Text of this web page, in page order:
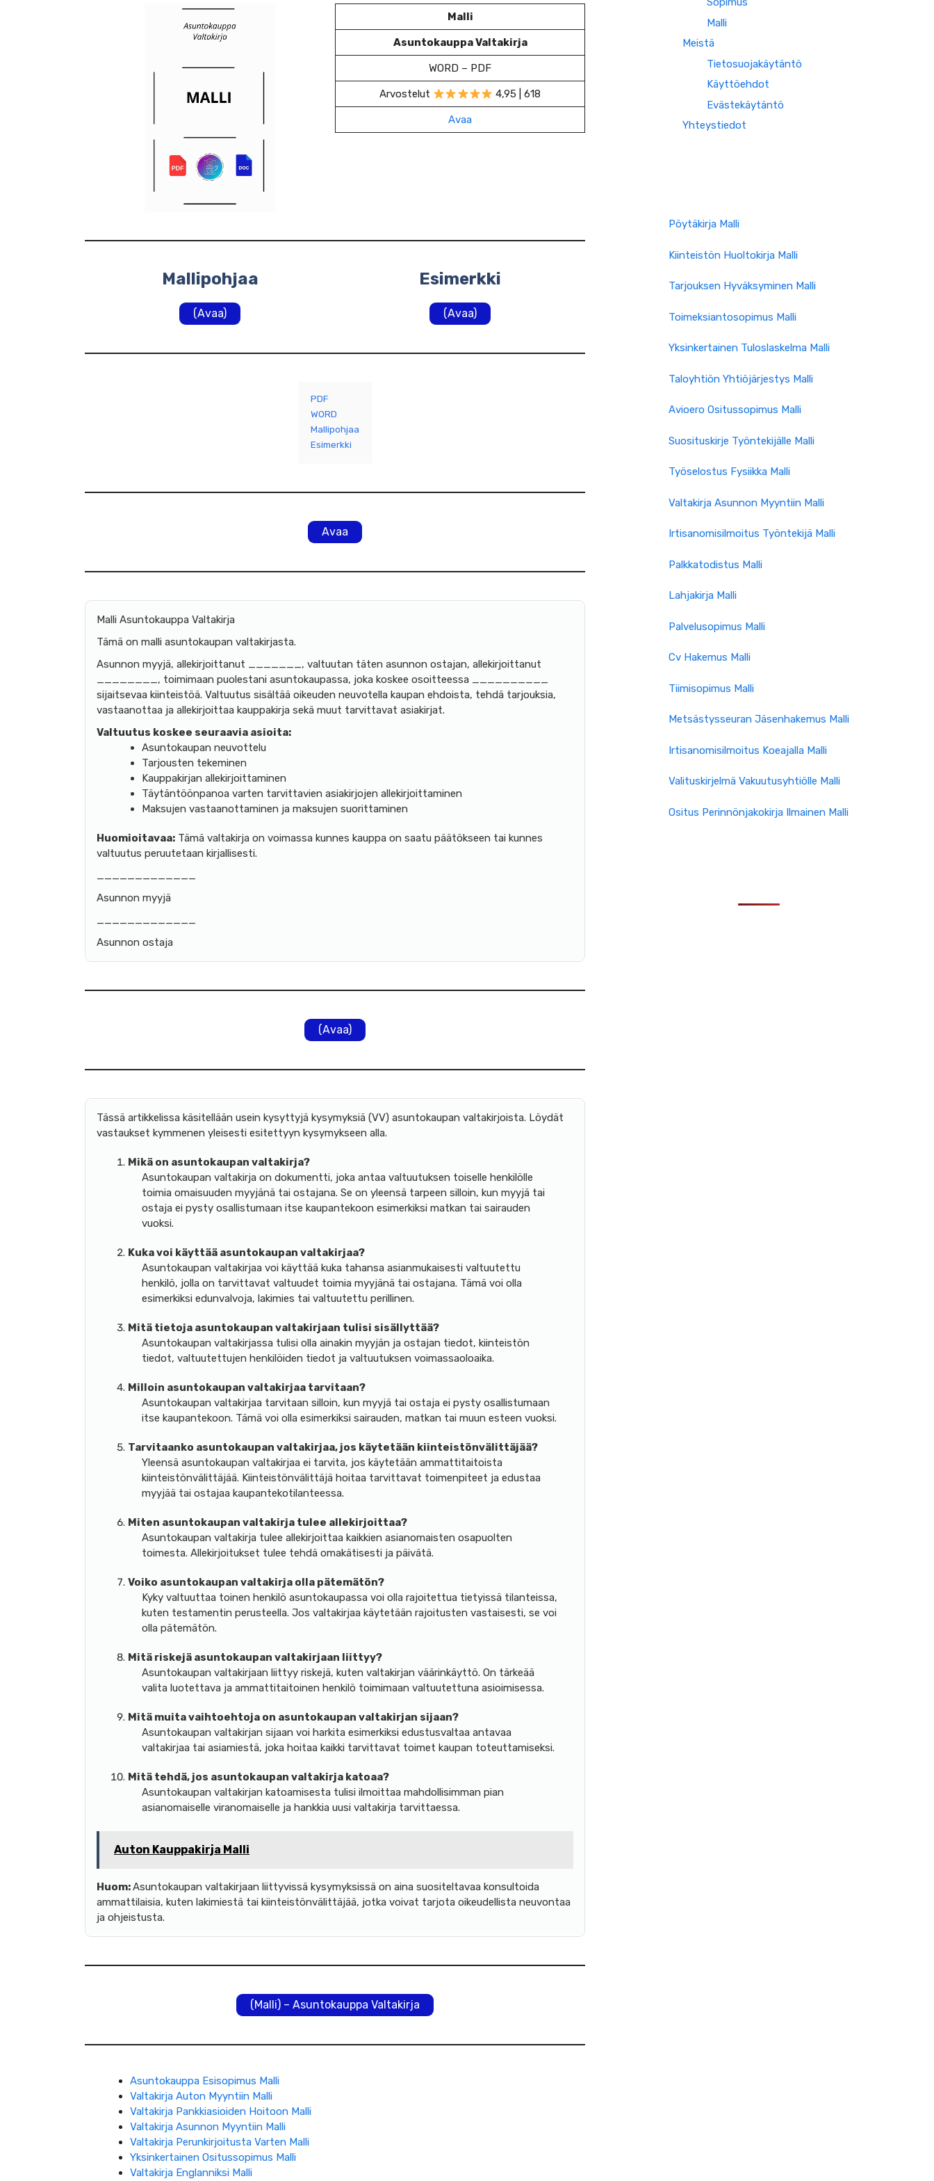
Malli
Asuntokauppa Valtakirja
WORD – PDF
Arvostelut 4,95 | 618
Avaa
Mallipohjaa
(Avaa)
Esimerkki
(Avaa)
PDF
WORD
Mallipohjaa
Esimerkki
Avaa
Malli Asuntokauppa Valtakirja
Tämä on malli asuntokaupan valtakirjasta.
Asunnon myyjä, allekirjoittanut _______, valtuutan täten asunnon ostajan, allekirjoittanut
________, toimimaan puolestani asuntokaupassa, joka koskee osoitteessa __________
sijaitsevaa kiinteistöä. Valtuutus sisältää oikeuden neuvotella kaupan ehdoista, tehdä tarjouksia,
vastaanottaa ja allekirjoittaa kauppakirja sekä muut tarvittavat asiakirjat.
Valtuutus koskee seuraavia asioita:
Asuntokaupan neuvottelu
Tarjousten tekeminen
Kauppakirjan allekirjoittaminen
Täytäntöönpanoa varten tarvittavien asiakirjojen allekirjoittaminen
Maksujen vastaanottaminen ja maksujen suorittaminen
Huomioitavaa: Tämä valtakirja on voimassa kunnes kauppa on saatu päätökseen tai kunnes
valtuutus peruutetaan kirjallisesti.
_____________
Asunnon myyjä
_____________
Asunnon ostaja
(Avaa)
Tässä artikkelissa käsitellään usein kysyttyjä kysymyksiä (VV) asuntokaupan valtakirjoista. Löydät
vastaukset kymmenen yleisesti esitettyyn kysymykseen alla.
Mikä on asuntokaupan valtakirja?
Asuntokaupan valtakirja on dokumentti, joka antaa valtuutuksen toiselle henkilölle
toimia omaisuuden myyjänä tai ostajana. Se on yleensä tarpeen silloin, kun myyjä tai
ostaja ei pysty osallistumaan itse kaupantekoon esimerkiksi matkan tai sairauden
vuoksi.
Kuka voi käyttää asuntokaupan valtakirjaa?
Asuntokaupan valtakirjaa voi käyttää kuka tahansa asianmukaisesti valtuutettu
henkilö, jolla on tarvittavat valtuudet toimia myyjänä tai ostajana. Tämä voi olla
esimerkiksi edunvalvoja, lakimies tai valtuutettu perillinen.
Mitä tietoja asuntokaupan valtakirjaan tulisi sisällyttää?
Asuntokaupan valtakirjassa tulisi olla ainakin myyjän ja ostajan tiedot, kiinteistön
tiedot, valtuutettujen henkilöiden tiedot ja valtuutuksen voimassaoloaika.
Milloin asuntokaupan valtakirjaa tarvitaan?
Asuntokaupan valtakirjaa tarvitaan silloin, kun myyjä tai ostaja ei pysty osallistumaan
itse kaupantekoon. Tämä voi olla esimerkiksi sairauden, matkan tai muun esteen vuoksi.
Tarvitaanko asuntokaupan valtakirjaa, jos käytetään kiinteistönvälittäjää?
Yleensä asuntokaupan valtakirjaa ei tarvita, jos käytetään ammattitaitoista
kiinteistönvälittäjää. Kiinteistönvälittäjä hoitaa tarvittavat toimenpiteet ja edustaa
myyjää tai ostajaa kaupantekotilanteessa.
Miten asuntokaupan valtakirja tulee allekirjoittaa?
Asuntokaupan valtakirja tulee allekirjoittaa kaikkien asianomaisten osapuolten
toimesta. Allekirjoitukset tulee tehdä omakätisesti ja päivätä.
Voiko asuntokaupan valtakirja olla pätemätön?
Kyky valtuuttaa toinen henkilö asuntokaupassa voi olla rajoitettua tietyissä tilanteissa,
kuten testamentin perusteella. Jos valtakirjaa käytetään rajoitusten vastaisesti, se voi
olla pätemätön.
Mitä riskejä asuntokaupan valtakirjaan liittyy?
Asuntokaupan valtakirjaan liittyy riskejä, kuten valtakirjan väärinkäyttö. On tärkeää
valita luotettava ja ammattitaitoinen henkilö toimimaan valtuutettuna asioimisessa.
Mitä muita vaihtoehtoja on asuntokaupan valtakirjan sijaan?
Asuntokaupan valtakirjan sijaan voi harkita esimerkiksi edustusvaltaa antavaa
valtakirjaa tai asiamiestä, joka hoitaa kaikki tarvittavat toimet kaupan toteuttamiseksi.
Mitä tehdä, jos asuntokaupan valtakirja katoaa?
Asuntokaupan valtakirjan katoamisesta tulisi ilmoittaa mahdollisimman pian
asianomaiselle viranomaiselle ja hankkia uusi valtakirja tarvittaessa.
Auton Kauppakirja Malli
Huom:Asuntokaupan valtakirjaan liittyvissä kysymyksissä on aina suositeltavaa konsultoida
ammattilaisia, kuten lakimiestä tai kiinteistönvälittäjää, jotka voivat tarjota oikeudellista neuvontaa
ja ohjeistusta.
(Malli) – Asuntokauppa Valtakirja
Asuntokauppa Esisopimus Malli
Valtakirja Auton Myyntiin Malli
Valtakirja Pankkiasioiden Hoitoon Malli
Valtakirja Asunnon Myyntiin Malli
Valtakirja Perunkirjoitusta Varten Malli
Yksinkertainen Ositussopimus Malli
Valtakirja Englanniksi Malli
Malli
Meistä
Tietosuojakäytäntö
Käyttöehdot
Evästekäytäntö
Yhteystiedot
Pöytäkirja Malli
Kiinteistön Huoltokirja Malli
Tarjouksen Hyväksyminen Malli
Toimeksiantosopimus Malli
Yksinkertainen Tuloslaskelma Malli
Taloyhtiön Yhtiöjärjestys Malli
Avioero Ositussopimus Malli
Suosituskirje Työntekijälle Malli
Työselostus Fysiikka Malli
Valtakirja Asunnon Myyntiin Malli
Irtisanomisilmoitus Työntekijä Malli
Palkkatodistus Malli
Lahjakirja Malli
Palvelusopimus Malli
Cv Hakemus Malli
Tiimisopimus Malli
Metsästysseuran Jäsenhakemus Malli
Irtisanomisilmoitus Koeajalla Malli
Valituskirjelmä Vakuutusyhtiölle Malli
Ositus Perinnönjakokirja Ilmainen Malli